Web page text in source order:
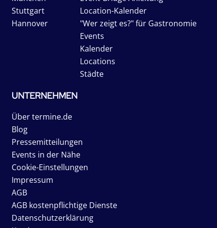
Stuttgart
Hannover
Location-Kalender
"Wer zeigt es?" für Gastronomie
Events
Kalender
Locations
Städte
UNTERNEHMEN
Über termine.de
Blog
Pressemitteilungen
Events in der Nähe
Cookie-Einstellungen
Impressum
AGB
AGB kostenpflichtige Dienste
Datenschutzerklärung